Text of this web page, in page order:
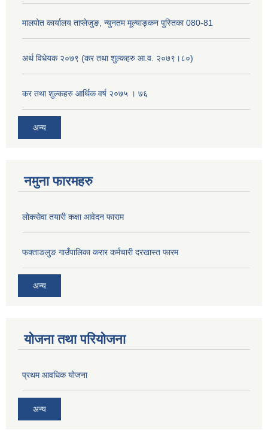
मालपोत कार्यालय ताप्लेजुङ, न्युनतम मूल्याङ्कन पुस्तिका 080-81
अर्थ विधेयक २०७९ (कर तथा शुल्कहरु आ.व. २०७९।८०)
कर तथा शुल्कहरु आर्थिक वर्ष २०७५ । ७६
अन्य
नमुना फारमहरु
लोकसेवा तयारी कक्षा आवेदन फाराम
फक्ताङलुङ गाउँपालिका करार कर्मचारी दरखास्त फारम
अन्य
योजना तथा परियोजना
प्रथम आवधिक योजना
अन्य